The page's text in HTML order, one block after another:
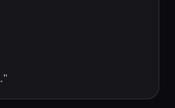
"